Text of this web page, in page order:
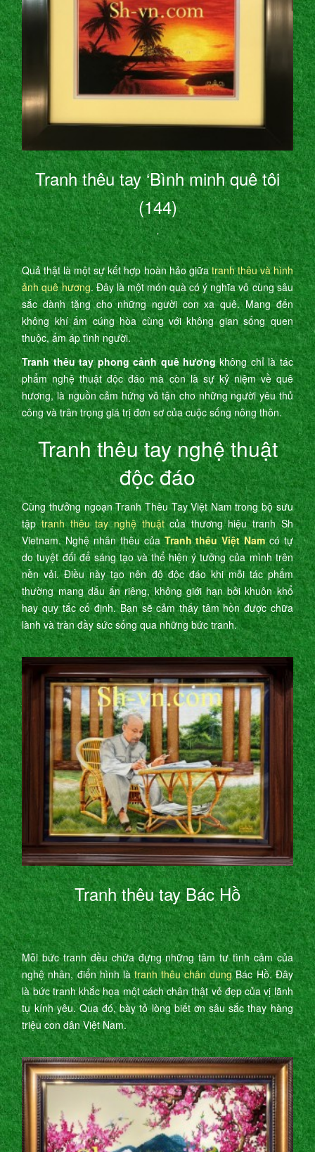
Tranh thêu tay ‘Bình minh quê tôi
(144)
’
Quả thật là một sự kết hợp hoàn hảo giữatranh thêu và hình
ảnh quê hương. Đây là một món quà có ý nghĩa vô cùng sâu
sắc dành tặng cho những người con xa quê. Mang đến
không khí ấm cúng hòa cùng với không gian sống quen
thuộc, ấm áp tình người.
Tranh thêu tay phong cảnh quê hươngkhông chỉ là tác
phẩm nghệ thuật độc đáo mà còn là sự kỷ niệm về quê
hương, là nguồn cảm hứng vô tận cho những người yêu thủ
công và trân trọng giá trị đơn sơ của cuộc sống nông thôn.
Tranh thêu tay nghệ thuật
độc đáo
Cùng thưởng ngoạn Tranh Thêu Tay Việt Nam trong bộ sưu
tậptranh thêu tay nghệ thuậtcủa thương hiệu tranh Sh
Vietnam. Nghệ nhân thêu của Tranh thêu Việt Namcó tự
do tuyệt đối để sáng tạo và thể hiện ý tưởng của mình trên
nền vải. Điều này tạo nên độ độc đáo khi mỗi tác phẩm
thường mang dấu ấn riêng, không giới hạn bởi khuôn khổ
hay quy tắc cố định. Bạn sẽ cảm thấy tâm hồn được chữa
lành và tràn đầy sức sống qua những bức tranh.
Tranh thêu tay Bác Hồ
Mỗi bức tranh đều chứa đựng những tâm tư tình cảm của
nghệ nhân, điển hình là tranh thêu chân dungBác Hồ. Đây
là bức tranh khắc họa một cách chân thật vẻ đẹp của vị lãnh
tụ kính yêu. Qua đó, bày tỏ lòng biết ơn sâu sắc thay hàng
triệu con dân Việt Nam.